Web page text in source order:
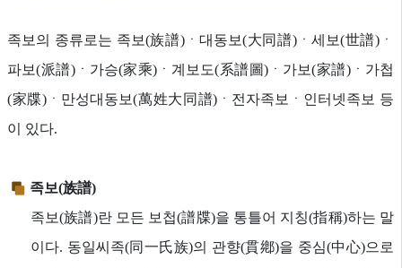
족보의 종류로는 족보(族譜)ㆍ대동보(大同譜)ㆍ세보(世譜)ㆍ
파보(派譜)ㆍ가승(家乘)ㆍ계보도(系譜圖)ㆍ가보(家譜)ㆍ가첩
(家牒)ㆍ만성대동보(萬姓大同譜)ㆍ전자족보ㆍ인터넷족보 등
이 있다.
족보(族譜)
족보(族譜)란 모든 보첩(譜牒)을 통틀어 지칭(指稱)하는 말
이다. 동일씨족(同一氏族)의 관향(貫鄕)을 중심(中心)으로